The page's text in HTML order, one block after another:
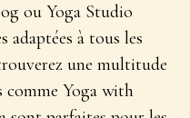
ou Yoga Studio
adaptées à tous les
une multitude
comme Yoga with